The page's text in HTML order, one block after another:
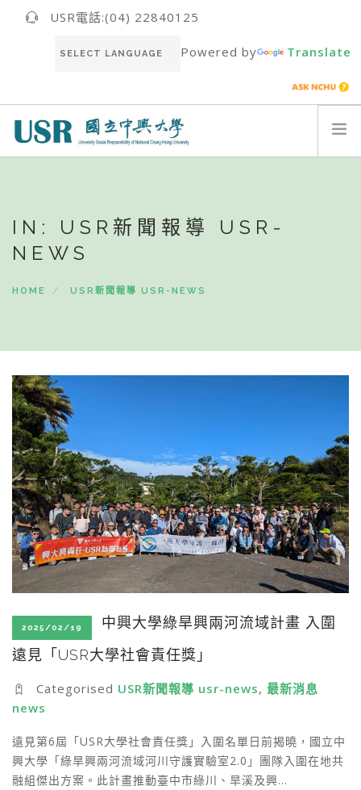
USR電話:(04) 22840125
Powered by Translate
USR團隊USR TEAM
推動成果RESULT
永續報告書SUSTAINABILITY REPORT
IN: USR新聞報導 USR-
NEWS
HOME USR新聞報導 USR-NEWS
2025/02/19
中興大學綠旱興兩河流域計畫 入圍
遠見「USR大學社會責任獎」
Categorised USR新聞報導 usr-news, 最新消息
news
遠見第6屆「USR大學社會責任獎」入圍名單日前揭曉，國立中
興大學「綠旱興兩河流域河川守護實驗室2.0」團隊入圍在地共
融組傑出方案。此計畫推動臺中市綠川、旱溪及興…